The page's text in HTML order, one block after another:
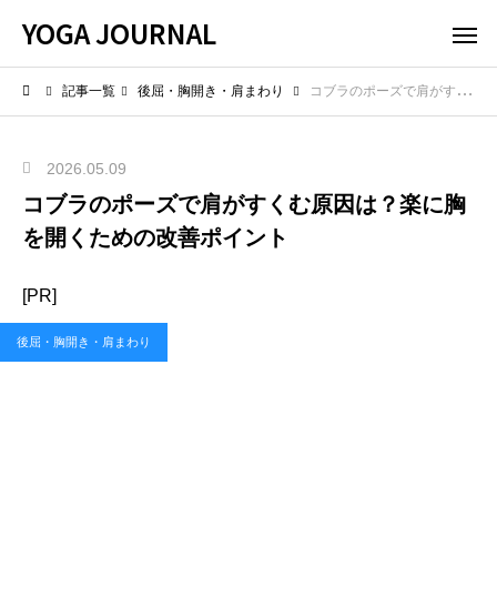
YOGA JOURNAL
記事一覧 後屈・胸開き・肩まわり コブラのポーズで肩がすくむ原因は？楽に胸を開くための改善ポイント
2026.05.09
コブラのポーズで肩がすくむ原因は？楽に胸
を開くための改善ポイント
[PR]
後屈・胸開き・肩まわり